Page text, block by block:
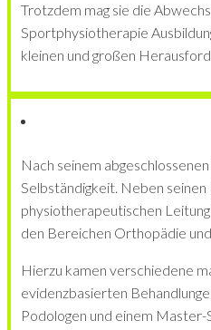
Trotzdem mag sie die
Sportphysiotherapie
kleinen und großen
Nach seinem
Selbständigkeit. Neben
physiotherapeutischen
den Bereichen Orthopädie
Hierzu kamen verschiedene
evidenzbasierten
Podologen und einem Master-